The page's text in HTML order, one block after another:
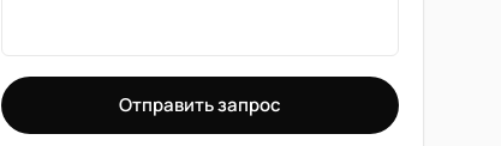
Отправить запрос